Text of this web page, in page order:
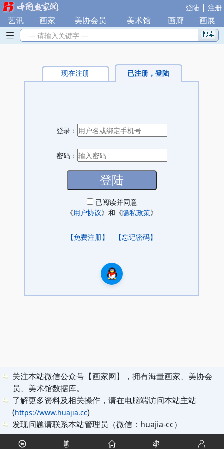
登陆 | 注册
艺讯 画家 美协会员 美术馆 画廊 画展
— 请输入关键字 —
现在注册 已注册，登陆
登录：
密码：
已阅读并同意
《用户协议》和《隐私政策》
【免费注册】 【忘记密码】
关注本站微信公众号【画家网】，拥有海量画家、美协会
员、美术馆数据库。
了解更多资料及相关操作，请在电脑端访问本站主站
(https://www.huajia.cc)
发现问题请联系本站管理员（微信：huajia-cc）